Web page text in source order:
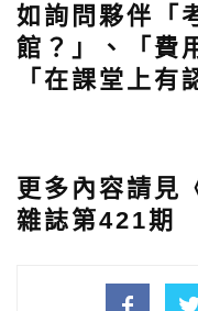
如詢問夥伴「
館？」、「費
「在課堂上有
更多內容請見
雜誌第421期